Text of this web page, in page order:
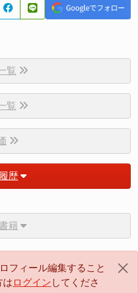
覧
覧
歴
籍
フィール編集すること
は ログイン してくださ